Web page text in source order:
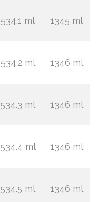
534.1 ml 1345 ml
534.2 ml 1346 ml
534.3 ml 1346 ml
534.4 ml 1346 ml
534.5 ml 1346 ml